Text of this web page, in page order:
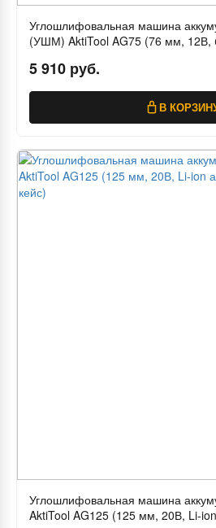
Углошлифовальная машина
(УШМ) AktiTool AG75 (76 мм, 12В,
5 910 руб.
В
Углошлифовальная машина
AktiTool AG125 (125 мм, 20В, Li-